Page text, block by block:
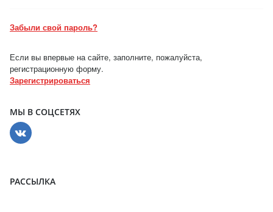
Забыли свой пароль?
Если вы впервые на сайте, заполните, пожалуйста,
регистрационную форму.
Зарегистрироваться
МЫ В СОЦСЕТЯХ
РАССЫЛКА